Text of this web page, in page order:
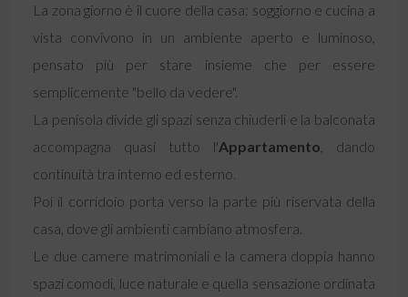
La zona giorno è il cuore della casa: soggiorno e cucina a
vista convivono in un ambiente aperto e luminoso,
pensato più per stare insieme che per essere
semplicemente "bello da vedere".
La penisola divide gli spazi senza chiuderli e la balconata
accompagna quasi tutto l'Appartamento , dando
continuità tra interno ed esterno.
Poi il corridoio porta verso la parte più riservata della
casa, dove gli ambienti cambiano atmosfera.
Le due camere matrimoniali e la camera doppia hanno
spazi comodi, luce naturale e quella sensazione ordinata